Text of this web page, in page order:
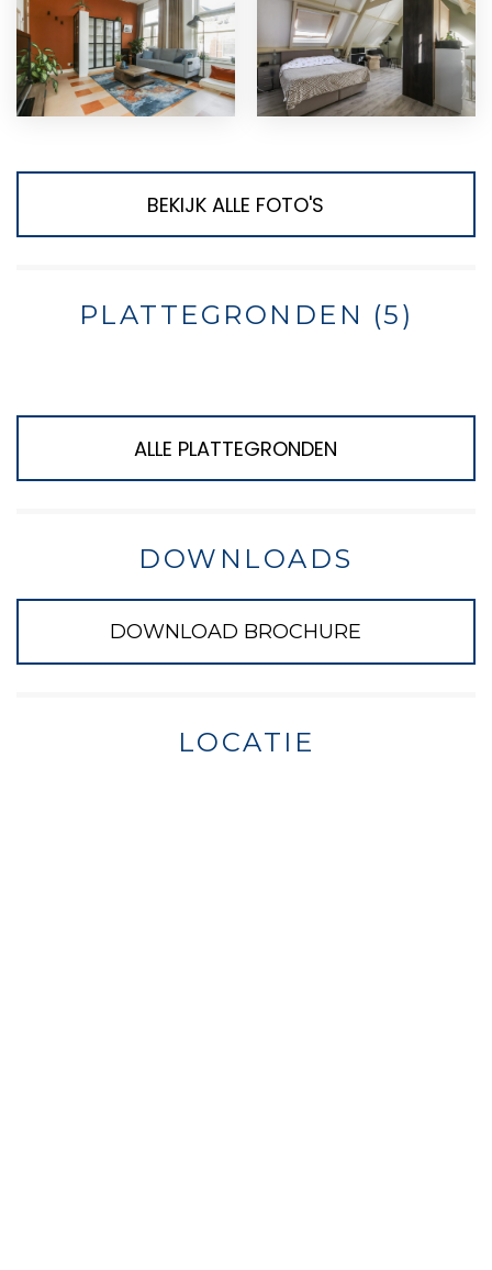
BEKIJK ALLE FOTO'S
PLATTEGRONDEN (5)
ALLE PLATTEGRONDEN
DOWNLOADS
DOWNLOAD BROCHURE
LOCATIE